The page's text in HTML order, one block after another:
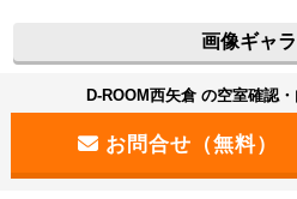
画像ギャ
D-ROOM西矢倉 の空室確認